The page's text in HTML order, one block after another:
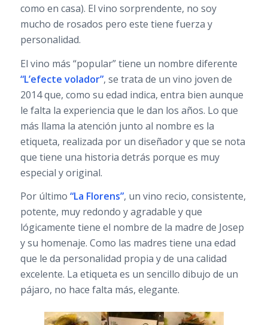
como en casa). El vino sorprendente, no soy
mucho de rosados pero este tiene fuerza y
personalidad.
El vino más “popular” tiene un nombre diferente
“L’efecte volador”, se trata de un vino joven de
2014 que, como su edad indica, entra bien aunque
le falta la experiencia que le dan los años. Lo que
más llama la atención junto al nombre es la
etiqueta, realizada por un diseñador y que se nota
que tiene una historia detrás porque es muy
especial y original.
Por último “La Florens”, un vino recio, consistente,
potente, muy redondo y agradable y que
lógicamente tiene el nombre de la madre de Josep
y su homenaje. Como las madres tiene una edad
que le da personalidad propia y de una calidad
excelente. La etiqueta es un sencillo dibujo de un
pájaro, no hace falta más, elegante.